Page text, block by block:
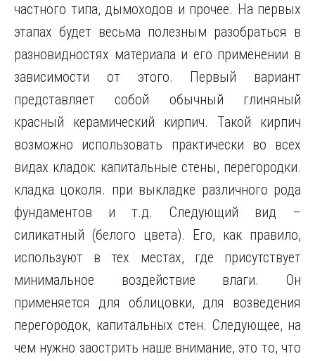
частного типа, дымоходов и прочее. На первых
этапах будет весьма полезным разобраться в
разновидностях материала и его применении в
зависимости от этого. Первый вариант
представляет собой обычный глиняный
красный керамический кирпич. Такой кирпич
возможно использовать практически во всех
видах кладок: капитальные стены, перегородки.
кладка цоколя. при выкладке различного рода
фундаментов и т.д. Следующий вид –
силикатный (белого цвета). Его, как правило,
используют в тех местах, где присутствует
минимальное воздействие влаги. Он
применяется для облицовки, для возведения
перегородок, капитальных стен. Следующее, на
чем нужно заострить наше внимание, это то, что